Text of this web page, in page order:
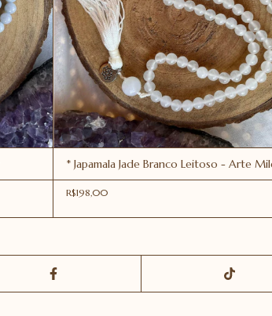
* Japamala Jade Branco Leitoso - Arte
R$198,00